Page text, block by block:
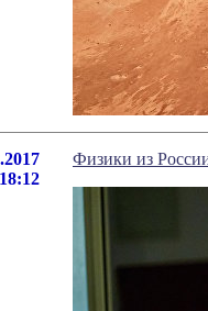
18:12
Физики из